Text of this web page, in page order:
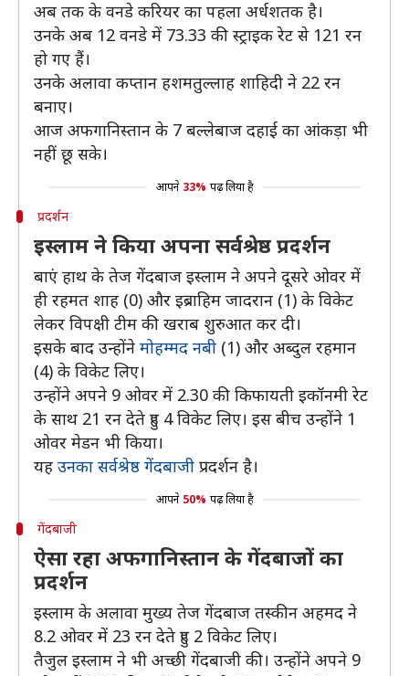
अब तक के वनडे करियर का पहला अर्धशतक है।
उनके अब 12 वनडे में 73.33 की स्ट्राइक रेट से 121 रन
हो गए हैं।
उनके अलावा कप्तान हशमतुल्लाह शाहिदी ने 22 रन
बनाए।
आज अफगानिस्तान के 7 बल्लेबाज दहाई का आंकड़ा भी
नहीं छू सके।
आपने 33% पढ़ लिया है
प्रदर्शन
इस्लाम ने किया अपना सर्वश्रेष्ठ प्रदर्शन
बाएं हाथ के तेज गेंदबाज इस्लाम ने अपने दूसरे ओवर में
ही रहमत शाह (0) और इब्राहिम जादरान (1) के विकेट
लेकर विपक्षी टीम की खराब शुरुआत कर दी।
इसके बाद उन्होंने मोहम्मद नबी (1) और अब्दुल रहमान
(4) के विकेट लिए।
उन्होंने अपने 9 ओवर में 2.30 की किफायती इकॉनमी रेट
के साथ 21 रन देते हुए 4 विकेट लिए। इस बीच उन्होंने 1
ओवर मेडन भी किया।
यह उनका सर्वश्रेष्ठ गेंदबाजी प्रदर्शन है।
आपने 50% पढ़ लिया है
गेंदबाजी
ऐसा रहा अफगानिस्तान के गेंदबाजों का
प्रदर्शन
इस्लाम के अलावा मुख्य तेज गेंदबाज तस्कीन अहमद ने
8.2 ओवर में 23 रन देते हुए 2 विकेट लिए।
तैजुल इस्लाम ने भी अच्छी गेंदबाजी की। उन्होंने अपने 9